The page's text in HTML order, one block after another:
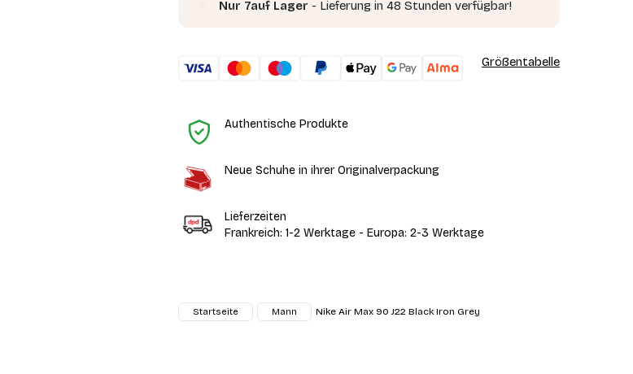
Nur 7auf Lager - Lieferung in 48 Stunden verfügbar!
Größentabelle
Authentische Produkte
Neue Schuhe in ihrer Originalverpackung
Lieferzeiten
Frankreich: 1-2 Werktage - Europa: 2-3 Werktage
Startseite Mann Nike Air Max 90 J22 Black Iron Grey